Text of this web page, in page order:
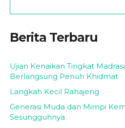
Berita Terbaru
Ujian Kenaikan Tingkat
Berlangsung Penuh Khidmat
Langkah Kecil Rahajeng
Generasi Muda dan Mimpi
Sesungguhnya